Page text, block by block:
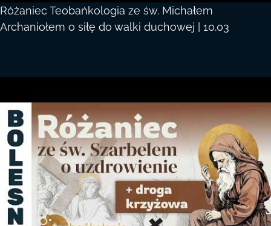
Różaniec Teobańkologia ze św. Michałem
Archaniołem o siłę do walki duchowej | 10.03